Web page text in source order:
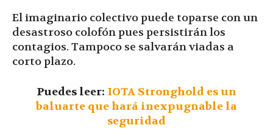
El imaginario colectivo puede toparse con un
desastroso colofón pues persistirán los
contagios. Tampoco se salvarán viadas a
corto plazo.
Puedes leer: IOTA Stronghold es un
baluarte que hará inexpugnable la
seguridad